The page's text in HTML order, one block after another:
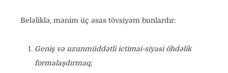
Beləliklə, mənim üç əsas tövsiyəm bunlardır:
Geniş və uzunmüddətli ictimai-siyasi öhdəlik
formalaşdırmaq;